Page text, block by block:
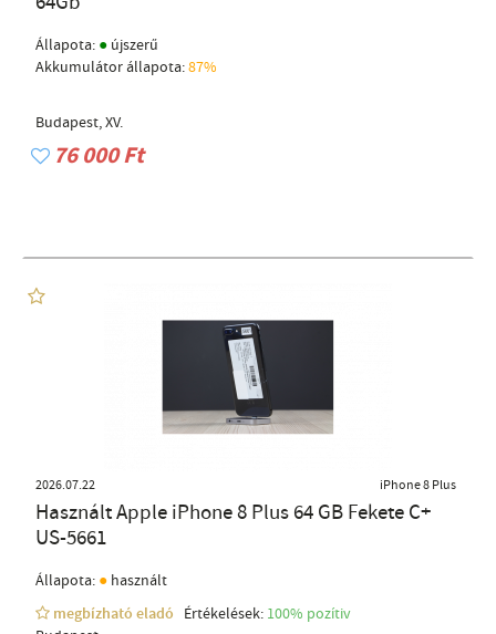
Állapota: ● újszerű
Akkumulátor állapota:87%
Budapest, XV.
76 000 Ft
2026.07.22 iPhone 8 Plus
Használt Apple iPhone 8 Plus 64 GB Fekete C+
US-5661
Állapota: ● használt
megbízható eladó
Értékelések: 100% pozítiv